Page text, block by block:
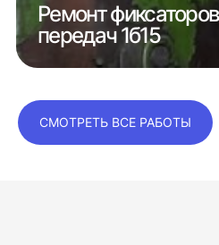
Ремонт
передач 1б15
СМОТРЕТЬ ВСЕ РАБОТЫ